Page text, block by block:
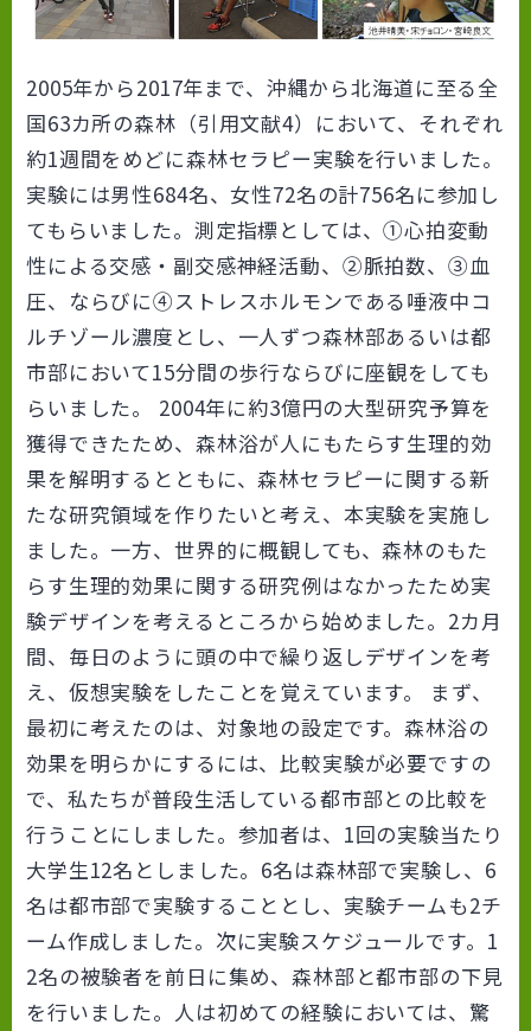
2005年から2017年まで、沖縄から北海道に至る全
国63カ所の森林（引用文献4）において、それぞれ
約1週間をめどに森林セラピー実験を行いました。
実験には男性684名、女性72名の計756名に参加し
てもらいました。測定指標としては、①心拍変動
性による交感・副交感神経活動、②脈拍数、③血
圧、ならびに④ストレスホルモンである唾液中コ
ルチゾール濃度とし、一人ずつ森林部あるいは都
市部において15分間の歩行ならびに座観をしても
らいました。 2004年に約3億円の大型研究予算を
獲得できたため、森林浴が人にもたらす生理的効
果を解明するとともに、森林セラピーに関する新
たな研究領域を作りたいと考え、本実験を実施し
ました。一方、世界的に概観しても、森林のもた
らす生理的効果に関する研究例はなかったため実
験デザインを考えるところから始めました。2カ月
間、毎日のように頭の中で繰り返しデザインを考
え、仮想実験をしたことを覚えています。 まず、
最初に考えたのは、対象地の設定です。森林浴の
効果を明らかにするには、比較実験が必要ですの
で、私たちが普段生活している都市部との比較を
行うことにしました。参加者は、1回の実験当たり
大学生12名としました。6名は森林部で実験し、6
名は都市部で実験することとし、実験チームも2チ
ーム作成しました。次に実験スケジュールです。1
2名の被験者を前日に集め、森林部と都市部の下見
を行いました。人は初めての経験においては、驚